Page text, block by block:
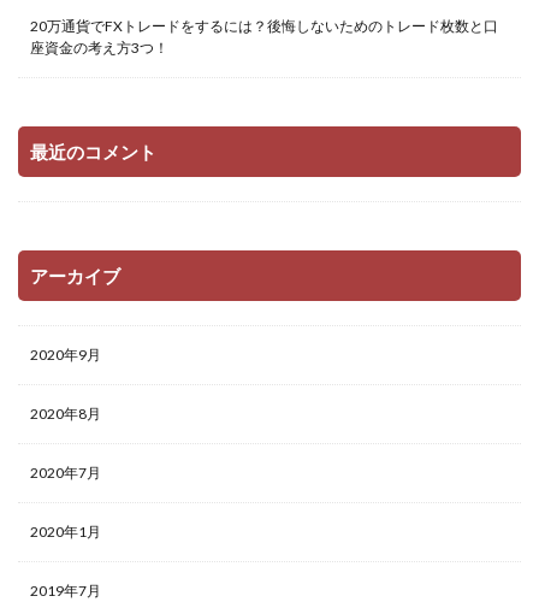
20万通貨でFXトレードをするには？後悔しないためのトレード枚数と口
座資金の考え方3つ！
最近のコメント
アーカイブ
2020年9月
2020年8月
2020年7月
2020年1月
2019年7月